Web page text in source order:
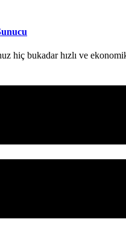
hiç bukadar hızlı ve